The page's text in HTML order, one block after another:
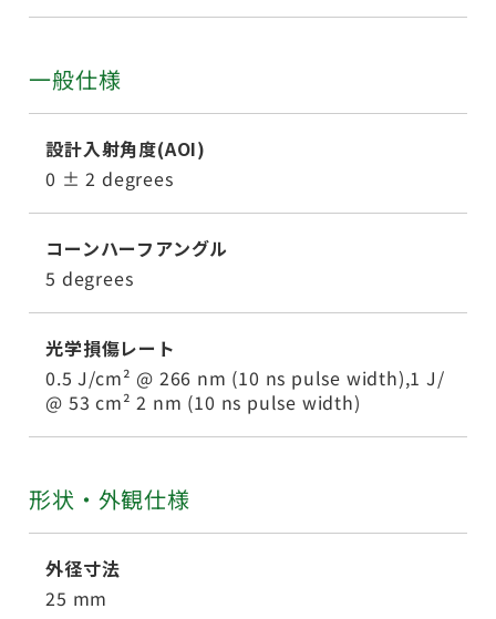
一般仕様
設計入射角度(AOI)
0 ± 2 degrees
コーンハーフアングル
5 degrees
光学損傷レート
0.5 J/cm² @ 266 nm (10 ns pulse width),1 J/
@ 53 cm² 2 nm (10 ns pulse width)
形状・外観仕様
外径寸法
25 mm